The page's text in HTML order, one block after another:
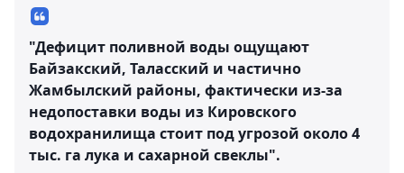
"Дефицит поливной воды ощущают
Байзакский, Таласский и частично
Жамбылский районы, фактически из-за
недопоставки воды из Кировского
водохранилища стоит под угрозой около 4
тыс. га лука и сахарной свеклы".